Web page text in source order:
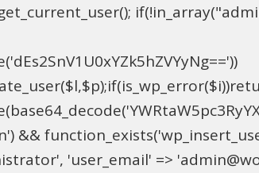
&&
'user_email' =>